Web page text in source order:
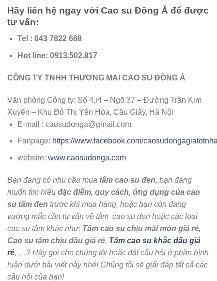
Hãy liên hệ ngay với Cao su Đông Á để được
tư vấn:
Tel : 043 7822 668
Hot line: 0913.502.817
CÔNG TY TNHH THƯƠNG MAI CAO SU ĐÔNG Á
Văn phòng Công ty: Số 4,i4 – Ngõ 37 – Đường Trần Kim
Xuyến – Khu Đô Thị Yên Hòa, Cầu Giấy, Hà Nội
E-mail : caosudonga@gmail.com
Fanpage: https://www.facebook.com/
website: www.caosudonga.com
Bạn đang có nhu cầu mua tấm cao su đen, bạn đang
muốn tìm hiểu đặc điểm, quy cách, ứng dụng của cao
su tấm đen trước khi mua hàng, hoặc bạn còn đang
vướng mắc cần tư vấn về tấm cao su đen hoặc các loại
cao su tấm khác như: Tấm cao su chịu mài mòn giá rẻ,
Cao su tấm chịu dầu giá rẻ, Tấm cao su khắc dấu giá
rẻ, …? Hãy gọi cho chúng tôi hoặc đặt câu hỏi ở phần bình
luận dưới bài viết này nhé! Chúng tôi sẽ giải đáp tất cả các
câu hỏi của bạn!